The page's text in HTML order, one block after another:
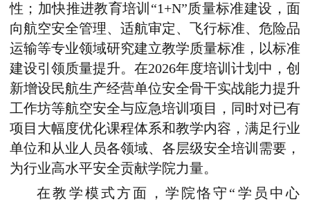
性；加快推进教育培训“1+N”质量标准建设，面
向航空安全管理、适航审定、飞行标准、危险品
运输等专业领域研究建立教学质量标准，以标准
建设引领质量提升。在2026年度培训计划中，创
新增设民航生产经营单位安全骨干实战能力提升
工作坊等航空安全与应急培训项目，同时对已有
项目大幅度优化课程体系和教学内容，满足行业
单位和从业人员各领域、各层级安全培训需要，
为行业高水平安全贡献学院力量。
在教学模式方面，学院恪守“学员中心